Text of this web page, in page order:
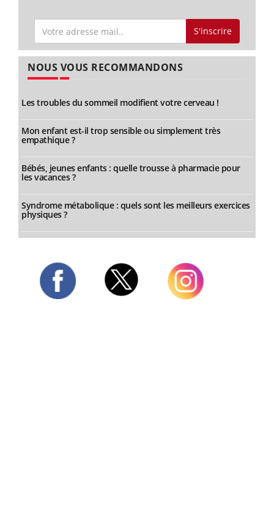
S'inscrire
NOUS VOUS RECOMMANDONS
Les troubles du sommeil modifient votre cerveau !
Mon enfant est-il trop sensible ou simplement très
empathique ?
Bébés, jeunes enfants : quelle trousse à pharmacie pour
les vacances ?
Syndrome métabolique : quels sont les meilleurs exercices
physiques ?